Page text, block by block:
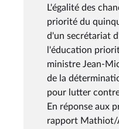
L'égalité des
priorité du
d'un secrétariat
l'éducation
ministre Jean-
de la
pour lutter
En réponse aux
rapport Mathiot/